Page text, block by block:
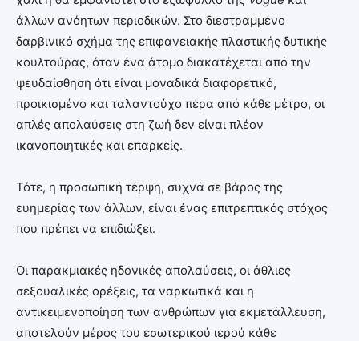
άλλων ανόητων περιοδικών. Στο διεστραμμένο
δαρβινικό σχήμα της επιφανειακής πλαστικής δυτικής
κουλτούρας, όταν ένα άτομο διακατέχεται από την
ψευδαίσθηση ότι είναι μοναδικά διαφορετικό,
προικισμένο και ταλαντούχο πέρα από κάθε μέτρο, οι
απλές απολαύσεις στη ζωή δεν είναι πλέον
ικανοποιητικές και επαρκείς.
Τότε, η προσωπική τέρψη, συχνά σε βάρος της
ευημερίας των άλλων, είναι ένας επιτρεπτικός στόχος
που πρέπει να επιδιώξει.
Οι παρακμιακές ηδονικές απολαύσεις, οι άθλιες
σεξουαλικές ορέξεις, τα ναρκωτικά και η
αντικειμενοποίηση των ανθρώπων για εκμετάλλευση,
αποτελούν μέρος του εσωτερικού ιερού κάθε